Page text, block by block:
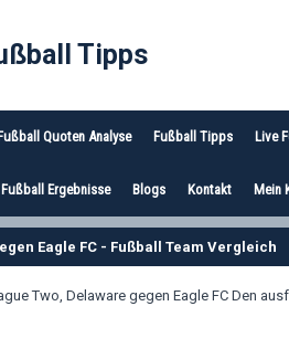
Tipps
Quoten Analyse Fußball Tipps Live
Fußball Ergebnisse Blogs Kontakt Mein
Eagle FC - Fußball Team Vergleich
Two, Delaware gegen Eagle FC Den